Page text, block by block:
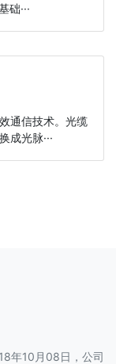
···
通信技术。光缆
光脉···
年10月08日，公司